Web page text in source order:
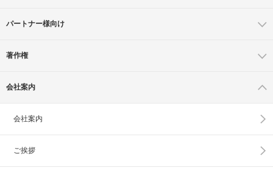
パートナー様向け
著作権
会社案内
会社案内
ご挨拶